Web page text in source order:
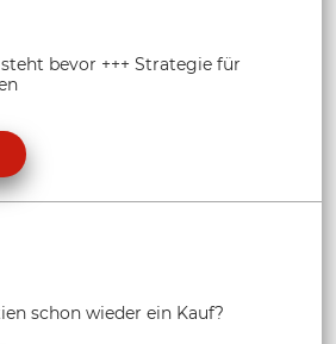
bevor +++ Strategie für
schon wieder ein Kauf?